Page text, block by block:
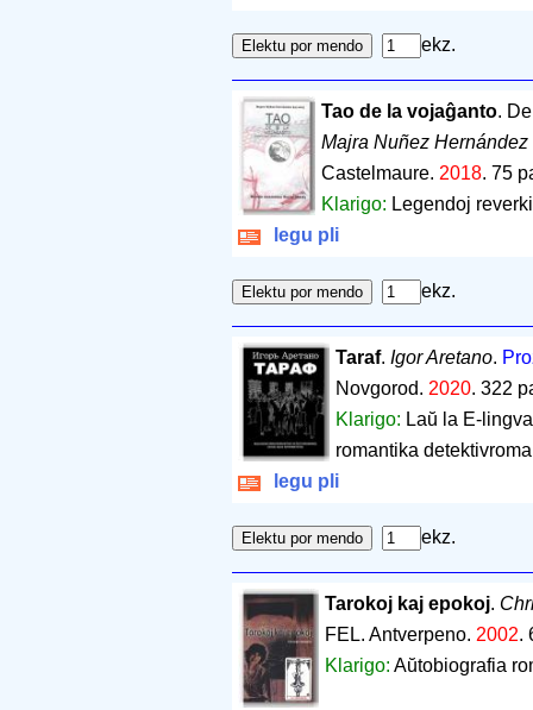
ekz.
Tao de la vojaĝanto.
Majra Nuñez Hernández
Castelmaure. 2018.75
Klarigo: Legendoj
legu pli
ekz.
Taraf.Igor Aretano.
Novgorod. 2020.322
Klarigo: Laŭ la E-
romantika
legu pli
ekz.
Tarokoj kaj epokoj.
FEL. Antverpeno. 2002.
Klarigo:Aŭtobiografia